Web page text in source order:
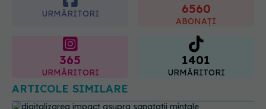
URMĂRITORI
1401
URMĂRITORI
ARTICOLE SIMILARE
EXCLUSIV Digitalizarea, impact asupra sănătății
mintale. Dr. Mihai Bran: Ești bombardat